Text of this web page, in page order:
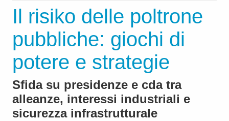
Il risiko delle poltrone
pubbliche: giochi di
potere e strategie
Sfida su presidenze e cda tra
alleanze, interessi industriali e
sicurezza infrastrutturale